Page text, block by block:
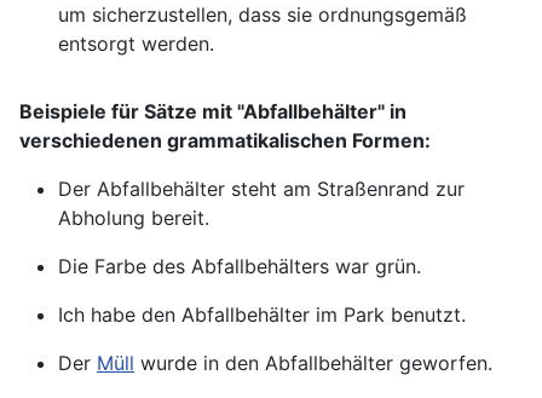
um sicherzustellen, dass sie ordnungsgemäß
entsorgt werden.
Beispiele für Sätze mit "Abfallbehälter" in
verschiedenen grammatikalischen Formen:
Der Abfallbehälter steht am Straßenrand zur
Abholung bereit.
Die Farbe des Abfallbehälters war grün.
Ich habe den Abfallbehälter im Park benutzt.
Der Müll wurde in den Abfallbehälter geworfen.